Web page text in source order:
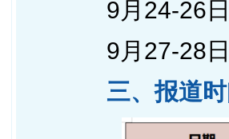
9月24-26
9月27-28
三、报道